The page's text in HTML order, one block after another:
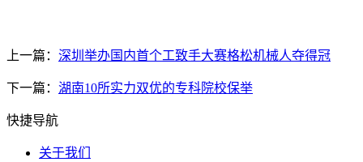
上一篇： 深圳举办国内首个工致手大赛格松机械人夺得冠
下一篇： 湖南10所实力双优的专科院校保举
快捷导航
关于我们